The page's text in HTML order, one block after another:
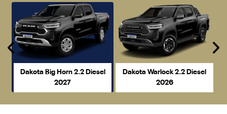
Dakota Big Horn 2.2 Diesel
2027
Dakota Warlock 2.2 Diesel
2026
Anterior